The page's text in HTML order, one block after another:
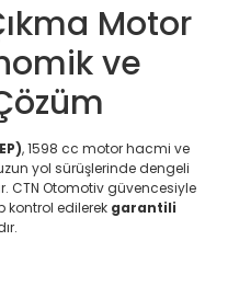
Motor
ve
, 1598 cc motor hacmi ve
yol sürüşlerinde dengeli
CTN Otomotiv güvencesiyle
kontrol edilerek garantili